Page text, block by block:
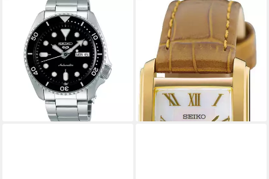
Luxusuhr 5 WATCHES Mod.
SRPD55K1
ab 383,88 €
lieferbar in 3 Wochen
Quarzuhr SWR100P1,
Armbanduhr, Damenuhr,
Lederarmband, analog,
Perlmutt
330,00 €
lieferbar - in 2-3 Werktagen bei dir